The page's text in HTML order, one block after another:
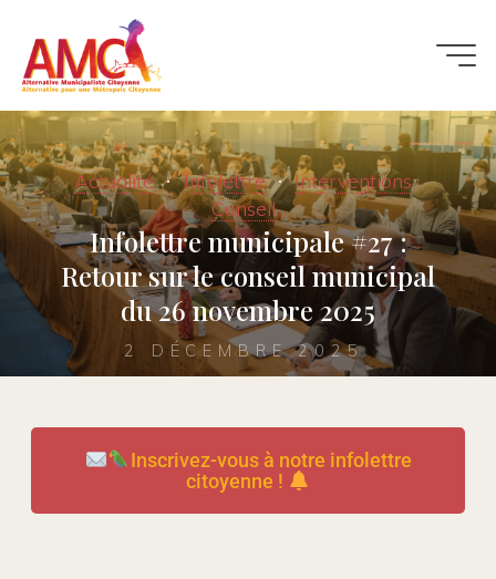
Actualité Infolettre
Interventions
Conseil
Infolettre municipale #27 :
Retour sur le conseil municipal
du 26 novembre 2025
2 DÉCEMBRE 2025
Inscrivez-vous à notre infolettre
citoyenne !